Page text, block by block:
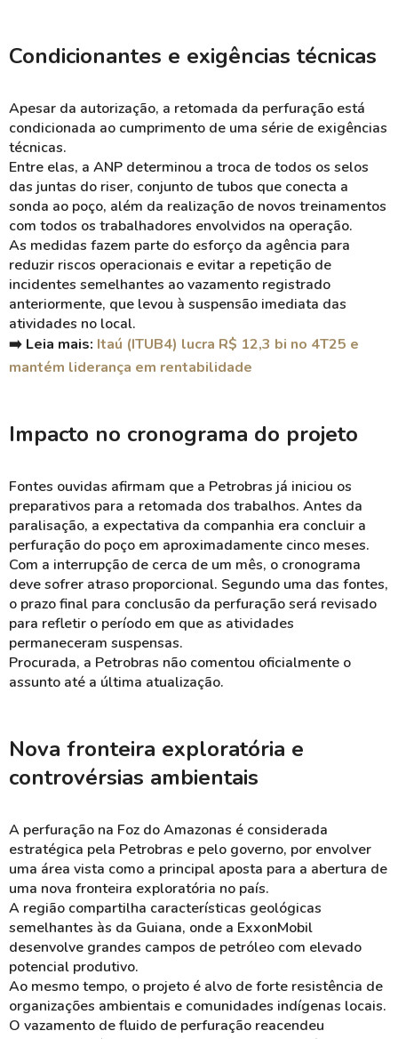
Condicionantes e exigências técnicas
Apesar da autorização, a retomada da perfuração está
condicionada ao cumprimento de uma série de exigências
técnicas.
Entre elas, a ANP determinou a troca de todos os selos
das juntas do riser, conjunto de tubos que conecta a
sonda ao poço, além da realização de novos treinamentos
com todos os trabalhadores envolvidos na operação.
As medidas fazem parte do esforço da agência para
reduzir riscos operacionais e evitar a repetição de
incidentes semelhantes ao vazamento registrado
anteriormente, que levou à suspensão imediata das
atividades no local.
➡️ Leia mais: Itaú (ITUB4) lucra R$ 12,3 bi no 4T25 e
mantém liderança em rentabilidade
Impacto no cronograma do projeto
Fontes ouvidas afirmam que a Petrobras já iniciou os
preparativos para a retomada dos trabalhos. Antes da
paralisação, a expectativa da companhia era concluir a
perfuração do poço em aproximadamente cinco meses.
Com a interrupção de cerca de um mês, o cronograma
deve sofrer atraso proporcional. Segundo uma das fontes,
o prazo final para conclusão da perfuração será revisado
para refletir o período em que as atividades
permaneceram suspensas.
Procurada, a Petrobras não comentou oficialmente o
assunto até a última atualização.
Nova fronteira exploratória e
controvérsias ambientais
A perfuração na Foz do Amazonas é considerada
estratégica pela Petrobras e pelo governo, por envolver
uma área vista como a principal aposta para a abertura de
uma nova fronteira exploratória no país.
A região compartilha características geológicas
semelhantes às da Guiana, onde a ExxonMobil
desenvolve grandes campos de petróleo com elevado
potencial produtivo.
Ao mesmo tempo, o projeto é alvo de forte resistência de
organizações ambientais e comunidades indígenas locais.
O vazamento de fluido de perfuração reacendeu